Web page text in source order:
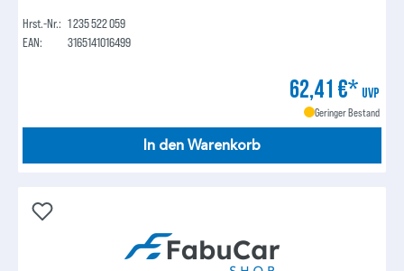
Hrst.-Nr.: 1 235 522 059
EAN:
3165141016499
62,41 €* UVP
Geringer Bestand
In den Warenkorb